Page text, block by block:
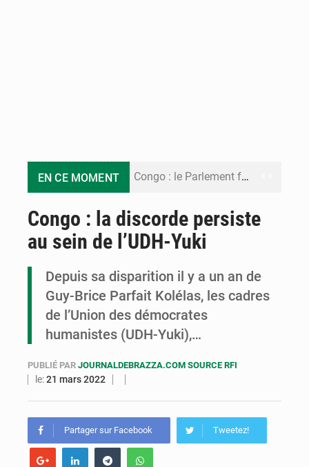
EN CE MOMENT Congo : le Parlement formule 28 recommandations sur le Cadre budgétaire 2027-2029
Le Congo se dote d’un programme national pour valoriser les produits forestiers non ligneux
Congo : la discorde persiste
au sein de l’UDH-Yuki
Depuis sa disparition il y a un an de
Guy-Brice Parfait Kolélas, les cadres
de l’Union des démocrates
humanistes (UDH-Yuki),…
PUBLIÉ PAR JOURNALDEBRAZZA.COM SOURCE RFI
le:21 mars 2022
Partager sur Facebook Tweetez!